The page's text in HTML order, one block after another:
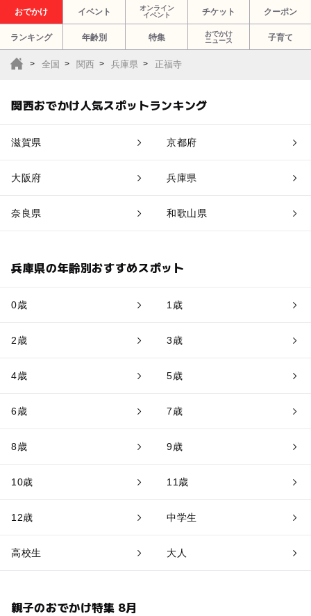
おでかけ イベント
オンライン
イベント
チケット クーポン
ランキング 年齢別 特集
おでかけ
ニュース
子育て
全国 関西 兵庫県 正福寺
関西おでかけ人気スポットランキング
滋賀県 京都府
大阪府 兵庫県
奈良県 和歌山県
兵庫県の年齢別おすすめスポット
0歳 1歳
2歳 3歳
4歳 5歳
6歳 7歳
8歳 9歳
10歳 11歳
12歳 中学生
高校生 大人
親子のおでかけ特集 8月